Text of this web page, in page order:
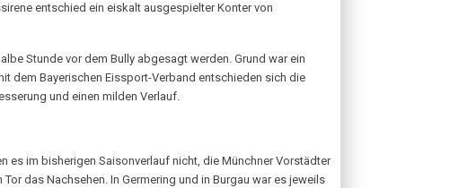
entschied ein eiskalt ausgespielter Konter von
Stunde vor dem Bully abgesagt werden. Grund war ein
dem Bayerischen Eissport-Verband entschieden sich die
und einen milden Verlauf.
es im bisherigen Saisonverlauf nicht, die Münchner Vorstädter
das Nachsehen. In Germering und in Burgau war es jeweils